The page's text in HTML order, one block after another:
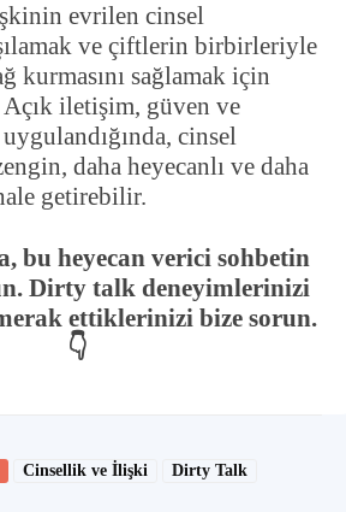
evrilen cinsel
ve çiftlerin birbirleriyle
kurmasını sağlamak için
iletişim, güven ve
uygulandığında, cinsel
daha heyecanlı ve daha
getirebilir.
bu heyecan verici sohbetin
Dirty talk deneyimlerinizi
ettiklerinizi bize sorun.
👇
Cinsellik ve İlişki Dirty Talk